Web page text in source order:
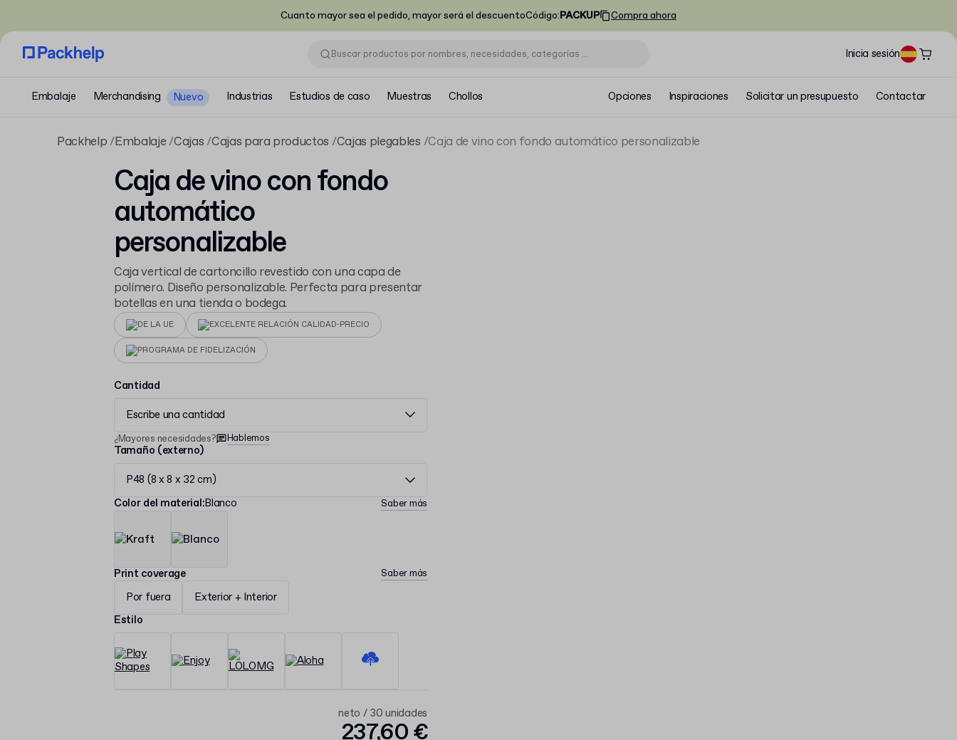
Cuanto mayor sea el pedido, mayor será el descuentoCódigo:PACKUP Compra ahora
Inicia sesión
Embalaje Merchandising Nuevo Industrias Estudios de caso Muestras Chollos Opciones Inspiraciones Solicitar un presupuesto Contactar
Packhelp Embalaje Cajas Cajas para productos Cajas plegables Caja de vino con fondo automático personalizable
Caja de vino con fondo
automático
personalizable
Caja vertical de cartoncillo revestido con una capa de
polímero. Diseño personalizable. Perfecta para presentar
botellas en una tienda o bodega.
DE LA UE EXCELENTE RELACIÓN CALIDAD-PRECIO
PROGRAMA DE FIDELIZACIÓN
Cantidad
Escribe una cantidad
¿Mayores necesidades? Hablemos
Tamaño (externo)
P48 (8 x 8 x 32 cm)
Color del material:Blanco Saber más
Print coverage Saber más
Por fuera
Exterior + Interior
Estilo
neto / 30 unidades
237,60 €